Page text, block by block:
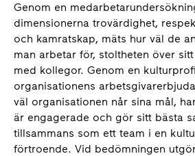
Genom en
dimensionerna trovärdighet,
och kamratskap, mäts hur väl de
man arbetar för, stoltheten över
med kollegor. Genom en
organisationens
väl organisationen når sina mål,
är engagerade och gör sitt bästa
tillsammans som ett team i en
förtroende. Vid bedömningen